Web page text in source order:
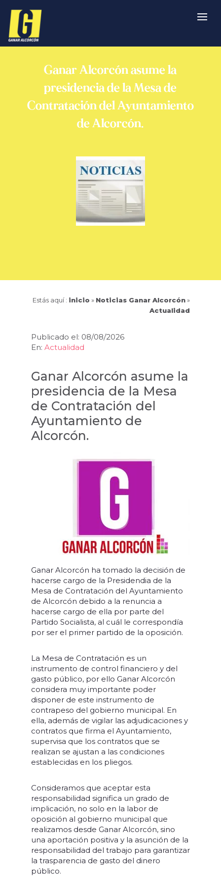
Ganar Alcorcón asume la
presidencia de la Mesa de
Contratación del Ayuntamiento
de Alcorcón.
Estás aquí : inicio » Noticias Ganar Alcorcón»
Actualidad
Publicado el: 08/08/2026
En: Actualidad
Ganar Alcorcón asume la
presidencia de la Mesa
de Contratación del
Ayuntamiento de
Alcorcón.
Ganar Alcorcón ha tomado la decisión de
hacerse cargo de la Presidendia de la
Mesa de Contratación del Ayuntamiento
de Alcorcón debido a la renuncia a
hacerse cargo de ella por parte del
Partido Socialista, al cuál le correspondía
por ser el primer partido de la oposición.
La Mesa de Contratación es un
instrumento de control financiero y del
gasto público, por ello Ganar Alcorcón
considera muy importante poder
disponer de este instrumento de
contrapeso del gobierno municipal. En
ella, además de vigilar las adjudicaciones y
contratos que firma el Ayuntamiento,
supervisa que los contratos que se
realizan se ajustan a las condiciones
establecidas en los pliegos.
Consideramos que aceptar esta
responsabilidad significa un grado de
implicación, no solo en la labor de
oposición al gobierno municipal que
realizamos desde Ganar Alcorcón, sino
una aportación positiva y la asunción de la
responsabilidad del trabajo para garantizar
la trasparencia de gasto del dinero
público.